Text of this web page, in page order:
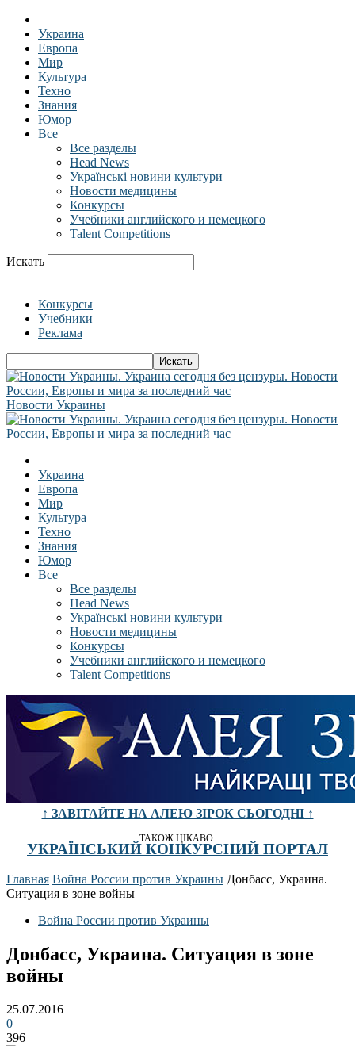
Украина
Европа
Мир
Культура
Техно
Знания
Юмор
Все
Все разделы
Head News
Українські новини культури
Новости медицины
Конкурсы
Учебники английского и немецкого
Talent Competitions
Искать
Конкурсы
Учебники
Реклама
Новости Украины
Украина
Европа
Мир
Культура
Техно
Знания
Юмор
Все
Все разделы
Head News
Українські новини культури
Новости медицины
Конкурсы
Учебники английского и немецкого
Talent Competitions
↑ ЗАВІТАЙТЕ НА АЛЕЮ ЗІРОК СЬОГОДНІ ↑
ТАКОЖ ЦІКАВО:
УКРАЇНСЬКИЙ КОНКУРСНИЙ ПОРТАЛ
Главная Война России против Украины Донбасс, Украина.
Ситуация в зоне войны
Война России против Украины
Донбасс, Украина. Ситуация в зоне
войны
25.07.2016
0
396